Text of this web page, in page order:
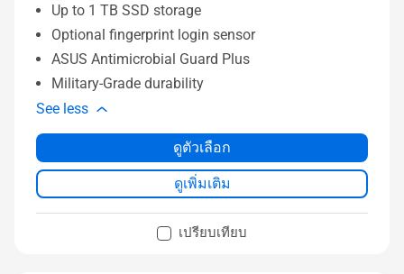
Up to 1 TB SSD storage
Optional fingerprint login sensor
ASUS Antimicrobial Guard Plus
Military-Grade durability
See less
ดูตัวเลือก
ดูเพิ่มเติม
เปรียบเทียบ